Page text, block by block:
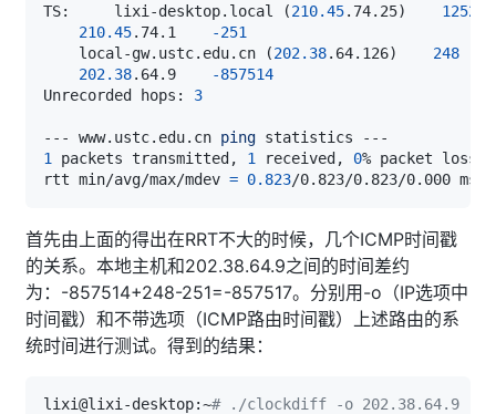
TS:     lixi-desktop.local
(210.45.74.25)
210.45.74.1
-251
    local-gw.ustc.edu.cn
(202.38.64.126)
248
202.38.64.9
-857514
Unrecorded hops: 3
--- www.ustc.edu.cn ping
1
packets transmitted, 1 received, 0% packet loss,
rtt min/avg/max/mdev = 0.823
首先由上面的得出在RRT不大的时候，几个ICMP时间戳
的关系。本地主机和202.38.64.9之间的时间差约
为：-857514+248-251=-857517。分别用-o（IP选项中
时间戳）和不带选项（ICMP路由时间戳）上述路由的系
统时间进行测试。得到的结果：
lixi@lixi-desktop:~# ./clockdiff -o 202.38.64.9